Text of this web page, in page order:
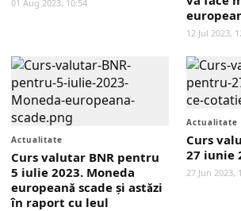
01 Aug 2023, 10:54
12 Jul 2023,
Actualitate
Curs valutar BNR pentru
5 iulie 2023. Moneda
europeană scade și astăzi
în raport cu leul
Actualitate
Curs
27 iunie
27 Jun 2023,